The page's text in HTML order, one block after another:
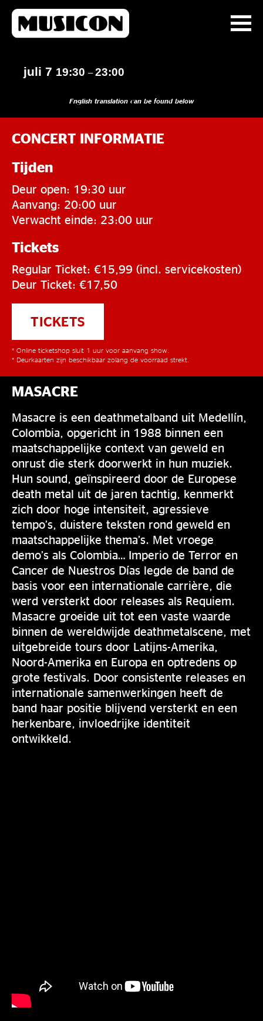
juli 7 19:30 –23:00
English translation can be found below
CONCERT INFORMATIE
Tijden
Deur open: 19:30 uur
Aanvang: 20:00 uur
Verwacht einde: 23:00 uur
Tickets
Regular Ticket: €15,99 (incl. servicekosten)
Deur Ticket: €17,50
TICKETS
* Online ticketshop sluit 1 uur voor aanvang show.
* Deurkaarten zijn beschikbaar zolang de voorraad strekt.
MASACRE
Masacre is een deathmetalband uit Medellín,
Colombia, opgericht in 1988 binnen een
maatschappelijke context van geweld en
onrust die sterk doorwerkt in hun muziek.
Hun sound, geïnspireerd door de Europese
death metal uit de jaren tachtig, kenmerkt
zich door hoge intensiteit, agressieve
tempo’s, duistere teksten rond geweld en
maatschappelijke thema’s. Met vroege
demo’s als Colombia… Imperio de Terror en
Cancer de Nuestros Días legde de band de
basis voor een internationale carrière, die
werd versterkt door releases als Requiem.
Masacre groeide uit tot een vaste waarde
binnen de wereldwijde deathmetalscene, met
uitgebreide tours door Latijns-Amerika,
Noord-Amerika en Europa en optredens op
grote festivals. Door consistente releases en
internationale samenwerkingen heeft de
band haar positie blijvend versterkt en een
herkenbare, invloedrijke identiteit
ontwikkeld.